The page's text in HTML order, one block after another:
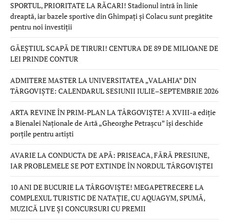
SPORTUL, PRIORITATE LA RĂCARI! Stadionul intră în linie
dreaptă, iar bazele sportive din Ghimpați și Colacu sunt pregătite
pentru noi investiții
GĂEȘTIUL SCAPĂ DE TIRURI! CENTURA DE 89 DE MILIOANE DE
LEI PRINDE CONTUR
ADMITERE MASTER LA UNIVERSITATEA „VALAHIA” DIN
TÂRGOVIȘTE: CALENDARUL SESIUNII IULIE–SEPTEMBRIE 2026
ARTA REVINE ÎN PRIM-PLAN LA TÂRGOVIȘTE! A XVIII-a ediție
a Bienalei Naționale de Artă „Gheorghe Petrașcu” își deschide
porțile pentru artiști
AVARIE LA CONDUCTA DE APĂ: PRISEACA, FĂRĂ PRESIUNE,
IAR PROBLEMELE SE POT EXTINDE ÎN NORDUL TÂRGOVIȘTEI
10 ANI DE BUCURIE LA TÂRGOVIȘTE! MEGAPETRECERE LA
COMPLEXUL TURISTIC DE NATAȚIE, CU AQUAGYM, SPUMĂ,
MUZICĂ LIVE ȘI CONCURSURI CU PREMII